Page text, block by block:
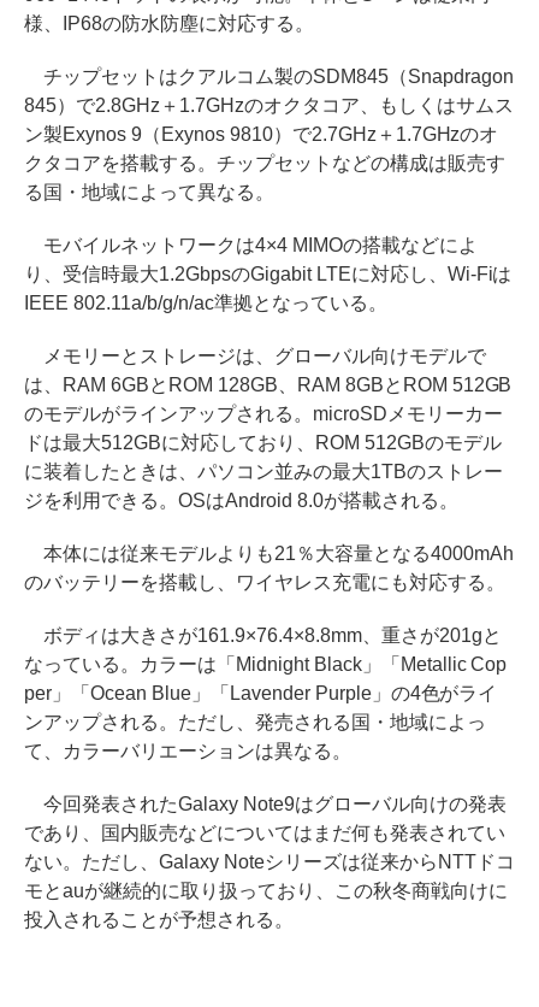
様、IP68の防水防塵に対応する。
チップセットはクアルコム製のSDM845（Snapdragon
845）で2.8GHz＋1.7GHzのオクタコア、もしくはサムス
ン製Exynos 9（Exynos 9810）で2.7GHz＋1.7GHzのオ
クタコアを搭載する。チップセットなどの構成は販売す
る国・地域によって異なる。
モバイルネットワークは4×4 MIMOの搭載などによ
り、受信時最大1.2GbpsのGigabit LTEに対応し、Wi-Fiは
IEEE 802.11a/b/g/n/ac準拠となっている。
メモリーとストレージは、グローバル向けモデルで
は、RAM 6GBとROM 128GB、RAM 8GBとROM 512GB
のモデルがラインアップされる。microSDメモリーカー
ドは最大512GBに対応しており、ROM 512GBのモデル
に装着したときは、パソコン並みの最大1TBのストレー
ジを利用できる。OSはAndroid 8.0が搭載される。
本体には従来モデルよりも21％大容量となる4000mAh
のバッテリーを搭載し、ワイヤレス充電にも対応する。
ボディは大きさが161.9×76.4×8.8mm、重さが201gと
なっている。カラーは「Midnight Black」「Metallic Cop
per」「Ocean Blue」「Lavender Purple」の4色がライ
ンアップされる。ただし、発売される国・地域によっ
て、カラーバリエーションは異なる。
今回発表されたGalaxy Note9はグローバル向けの発表
であり、国内販売などについてはまだ何も発表されてい
ない。ただし、Galaxy Noteシリーズは従来からNTTドコ
モとauが継続的に取り扱っており、この秋冬商戦向けに
投入されることが予想される。